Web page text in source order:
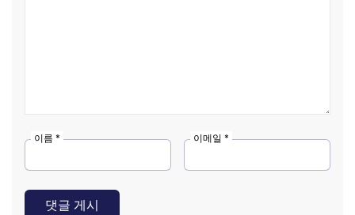
이름 * 이메일 *
댓글 게시